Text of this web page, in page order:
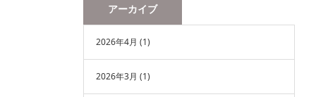
アーカイブ
2026年4月 (1)
2026年3月 (1)